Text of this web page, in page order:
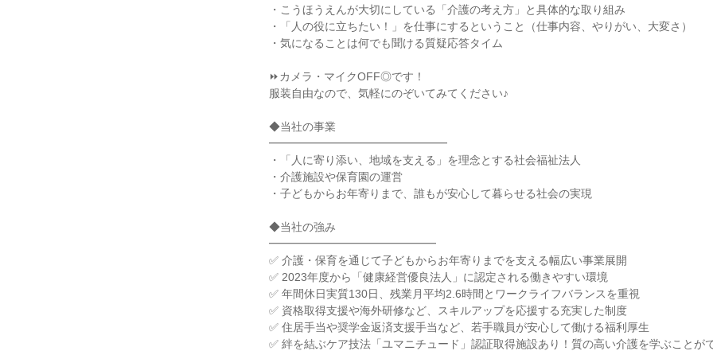
・こうほうえんが大切にしている「介護の考え方」と具体的な取り組み
・「人の役に立ちたい！」を仕事にするということ（仕事内容、やりがい、大変さ）
・気になることは何でも聞ける質疑応答タイム
⏩カメラ・マイクOFF◎です！
服装自由なので、気軽にのぞいてみてください♪
◆当社の事業
━━━━━━━━━━━━━━━━
・「人に寄り添い、地域を支える」を理念とする社会福祉法人
・介護施設や保育園の運営
・子どもからお年寄りまで、誰もが安心して暮らせる社会の実現
◆当社の強み
━━━━━━━━━━━━━━━
✅ 介護・保育を通じて子どもからお年寄りまでを支える幅広い事業展開
✅ 2023年度から「健康経営優良法人」に認定される働きやすい環境
✅ 年間休日実質130日、残業月平均2.6時間とワークライフバランスを重視
✅ 資格取得支援や海外研修など、スキルアップを応援する充実した制度
✅ 住居手当や奨学金返済支援手当など、若手職員が安心して働ける福利厚生
✅ 絆を結ぶケア技法「ユマニチュード」認証取得施設あり！質の高い介護を学ぶことが